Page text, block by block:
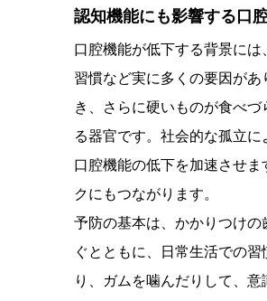
認知機能にも影響する口
口腔機能が低下する背景に
習慣など実に多くの要因が
き、さらに硬いものが食べ
る器官です。社会的な孤立
口腔機能の低下を加速させ
クにもつながります。
予防の基本は、かかりつけ
ぐとともに、日常生活での
り、ガムを噛んだりして、